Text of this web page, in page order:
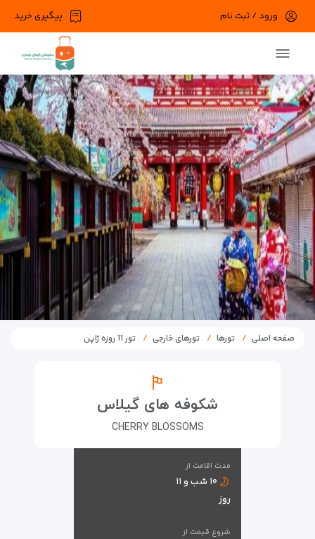
پیگیری خرید ورود / ثبت نام
صفحه اصلی تورها تورهای خارجی تور 11 روزه ژاپن
شکوفه های گیلاس
CHERRY BLOSSOMS
مدت اقامت از
۱۰ شب و ۱۱
روز
شروع قیمت از